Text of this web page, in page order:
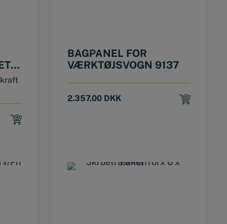
BAGPANEL FOR
VÆRKTØJSVOGN 9137
2.357,00 DKK